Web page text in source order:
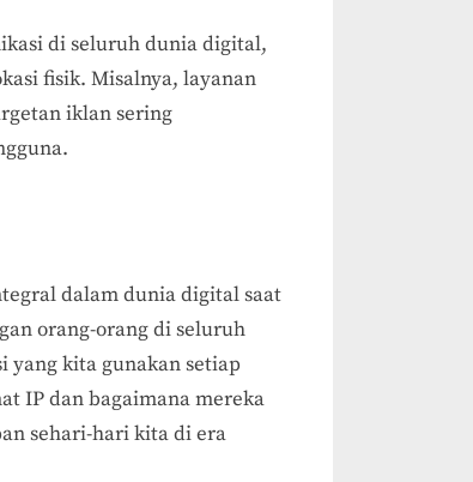
di seluruh dunia digital,
fisik. Misalnya, layanan
iklan sering
dalam dunia digital saat
orang-orang di seluruh
yang kita gunakan setiap
IP dan bagaimana mereka
sehari-hari kita di era